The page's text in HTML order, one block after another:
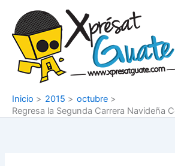
contenido
Inicio 2015
octubre
Regresa la Segunda Carrera Navideña